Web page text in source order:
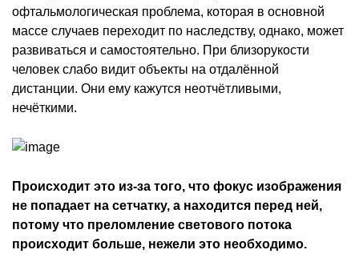
офтальмологическая проблема, которая в основной
массе случаев переходит по наследству, однако, может
развиваться и самостоятельно. При близорукости
человек слабо видит объекты на отдалённой
дистанции. Они ему кажутся неотчётливыми,
нечёткими.
Происходит это из-за того, что фокус изображения
не попадает на сетчатку, а находится перед ней,
потому что преломление светового потока
происходит больше, нежели это необходимо.